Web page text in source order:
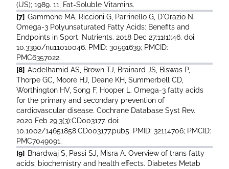
(US); 1989. 11, Fat-Soluble Vitamins.
[7] Gammone MA, Riccioni G, Parrinello G, D'Orazio N.
Omega-3 Polyunsaturated Fatty Acids: Benefits and
Endpoints in Sport. Nutrients. 2018 Dec 27;11(1):46. doi:
10.3390/nu11010046. PMID: 30591639; PMCID:
PMC6357022.
[8] Abdelhamid AS, Brown TJ, Brainard JS, Biswas P,
Thorpe GC, Moore HJ, Deane KH, Summerbell CD,
Worthington HV, Song F, Hooper L. Omega-3 fatty acids
for the primary and secondary prevention of
cardiovascular disease. Cochrane Database Syst Rev.
2020 Feb 29;3(3):CD003177. doi:
10.1002/14651858.CD003177.pub5. PMID: 32114706; PMCID:
PMC7049091.
[9] Bhardwaj S, Passi SJ, Misra A. Overview of trans fatty
acids: biochemistry and health effects. Diabetes Metab